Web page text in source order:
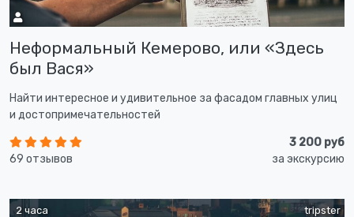
Неформальный Кемерово, или «Здесь
был Вася»
Найти интересное и удивительное за фасадом главных улиц
и достопримечательностей
69 отзывов
3 200 руб
за экскурсию
tripster
2 часа